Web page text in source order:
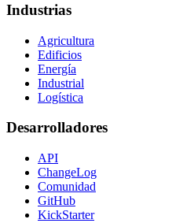
Industrias
Agricultura
Edificios
Energía
Industrial
Logística
Desarrolladores
API
ChangeLog
Comunidad
GitHub
KickStarter